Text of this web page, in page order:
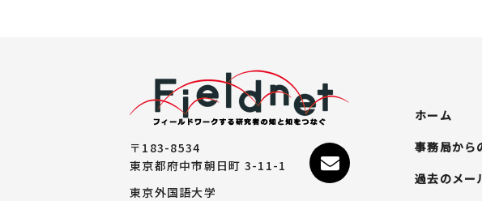
〒183-8534
東京都府中市朝日町 3-11-1
東京外国語大学
ホーム
事務局から
過去のメー